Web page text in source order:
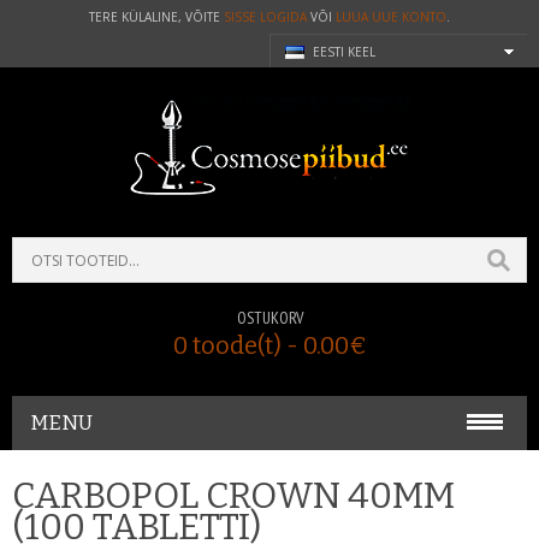
TERE KÜLALINE, VÕITE SISSE LOGIDA VÕI LUUA UUE KONTO.
EESTI KEEL
OSTUKORV
0 toode(t) - 0.00€
MENU
NARKO KIIRTESTID
TASKUKAALUD
CARBOPOL CROWN 40MM
(100 TABLETTI)